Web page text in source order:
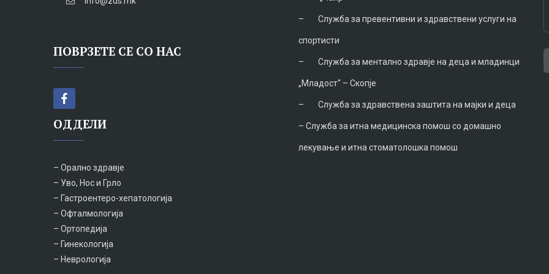
ПОВРЗЕТЕ СЕ СО НАС
ОДДЕЛИ
– Орално здравје
– Уво, Нос и Грло
– Гастроентеро-хепатологија
– Офталмологија
– Ортопедија
– Гинекологија
– Неврологија
– Служба за превентивни и здравствени услуги на
спортисти
– Служба за ментално здравје на деца и младинци
„Младост“ – Скопје
– Служба за здравствена заштита на мајки и деца
– Служба за итна медицинска помош со домашно
лекување и итна стоматолошка помош